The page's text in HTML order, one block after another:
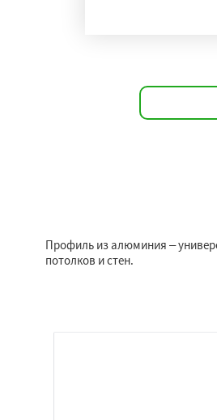
Профиль из алюминия –
потолков и стен.